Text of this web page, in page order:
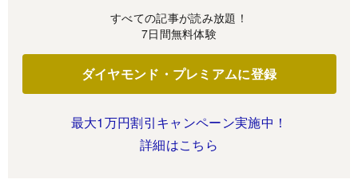
すべての記事が読み放題！
7日間無料体験
ダイヤモンド・プレミアムに登録
最大1万円割引キャンペーン実施中！
詳細はこちら